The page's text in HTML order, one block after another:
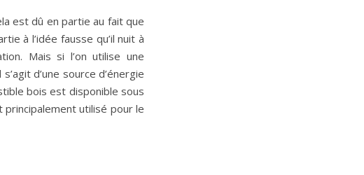
est dû en partie au fait que
à l’idée fausse qu’il nuit à
Mais si l’on utilise une
d’une source d’énergie
bois est disponible sous
utilisé pour le